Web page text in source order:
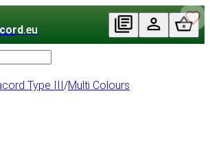
.eu
Type III/Multi Colours